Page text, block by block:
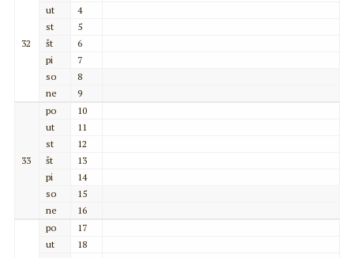
32
ut
4
st
5
št
6
pi
7
so
8
ne
9
33
po
10
ut
11
st
12
št
13
pi
14
so
15
ne
16
po
17
ut
18